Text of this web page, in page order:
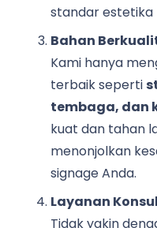
standar estetika
Bahan
Kami hanya
terbaik seperti
tembaga, dan
kuat dan tahan
menonjolkan
signage Anda.
Layanan
Tidak yakin